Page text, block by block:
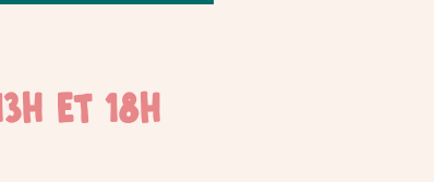
et 18h